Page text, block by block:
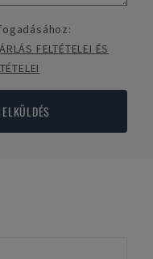
FELTÉTELEI ÉS
ELKÜLDÉS